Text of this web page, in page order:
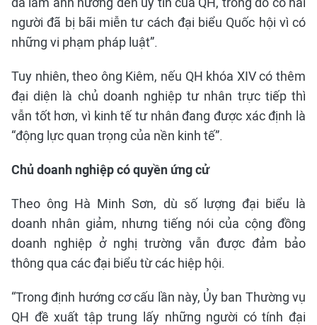
người đã bị bãi miễn tư cách đại biểu Quốc hội vì có
những vi phạm pháp luật”.
Tuy nhiên, theo ông Kiêm, nếu QH khóa XIV có thêm
đại diện là chủ doanh nghiệp tư nhân trực tiếp thì
vẫn tốt hơn, vì kinh tế tư nhân đang được xác định là
“động lực quan trọng của nền kinh tế”.
Chủ doanh nghiệp có quyền ứng cử
Theo ông Hà Minh Sơn, dù số lượng đại biểu là
doanh nhân giảm, nhưng tiếng nói của cộng đồng
doanh nghiệp ở nghị trường vẫn được đảm bảo
thông qua các đại biểu từ các hiệp hội.
“Trong định hướng cơ cấu lần này, Ủy ban Thường vụ
QH đề xuất tập trung lấy những người có tính đại